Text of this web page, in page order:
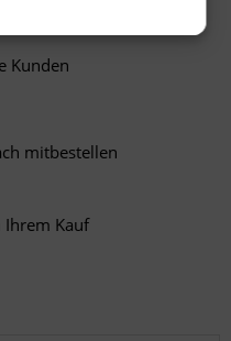
Kunden
mitbestellen
Ihrem Kauf
personalisierter Werbung
von Inhalten
personalisierter Inhalte
oder Kombinationen von
von Inhalten
aktiv abfragen